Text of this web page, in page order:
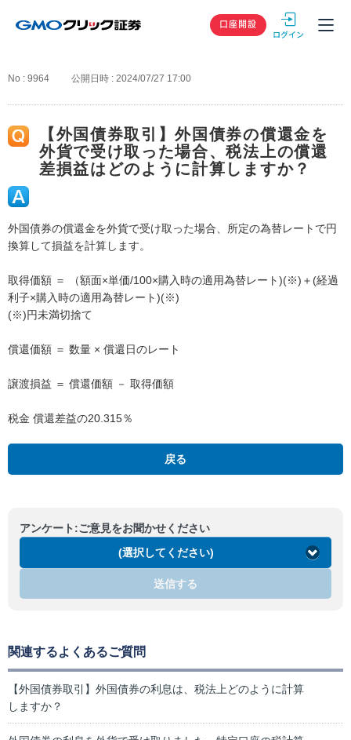
GMOクリック
口座開設
No : 9964 公開日時 : 2024/07/27 17:00
【外国債券取引】外国債券の償還金を
外貨で受け取った場合、税法上の償還
差損益はどのように計算しますか？
外国債券の償還金を外貨で受け取った場合、所定の為替レートで円
換算して損益を計算します。
取得価額 ＝ （額面×単価/100×購入時の適用為替レート)(※)＋(経過
利子×購入時の適用為替レート)(※)
(※)円未満切捨て
償還価額 ＝ 数量 × 償還日のレート
譲渡損益 ＝ 償還価額 － 取得価額
税金 償還差益の20.315％
戻る
アンケート:ご意見をお聞かせください
(選択してください)
送信する
関連するよくあるご質問
【外国債券取引】外国債券の利息は、税法上どのように計算
しますか？